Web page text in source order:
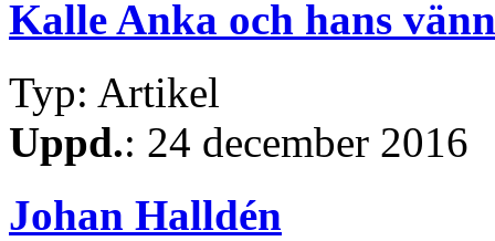
Kalle Anka och hans
Typ: Artikel
Uppd.: 24 december 2016
Johan Halldén